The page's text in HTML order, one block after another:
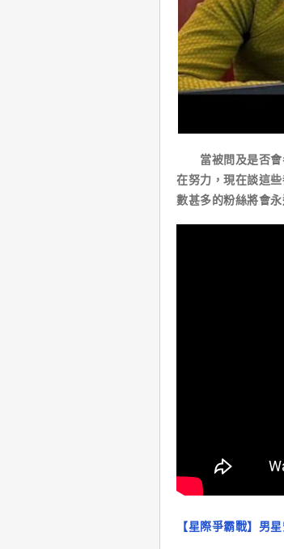
當被問及是否會
在努力，現在談這
數甚多的粉絲將會
【星際爭霸戰】男